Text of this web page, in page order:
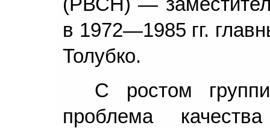
в 1972—1985 гг.
Толубко.
С ростом
проблема